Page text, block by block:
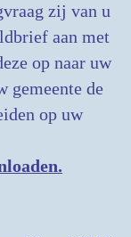
zij van u
aan met
op naar uw
gemeente de
op uw